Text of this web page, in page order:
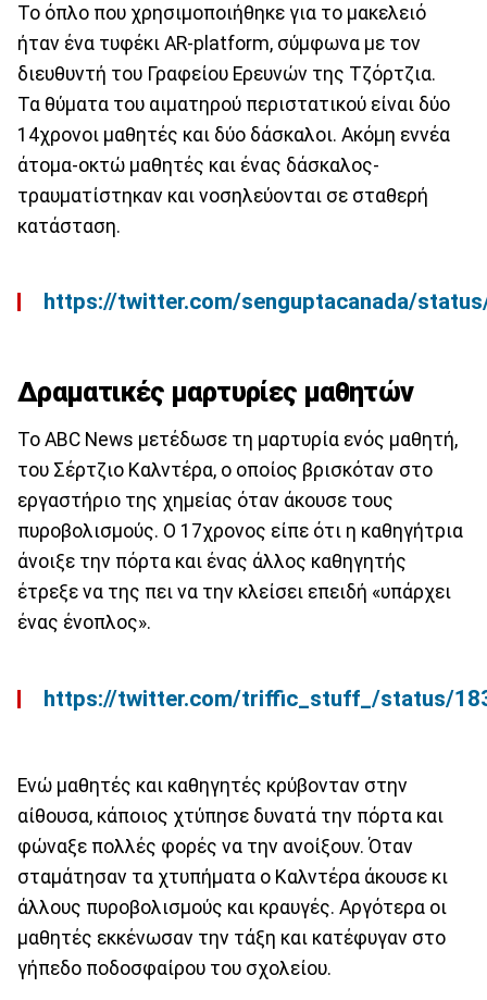
Το όπλο που χρησιμοποιήθηκε για το μακελειό
ήταν ένα τυφέκι AR-platform, σύμφωνα με τον
διευθυντή του Γραφείου Ερευνών της Τζόρτζια.
Τα θύματα του αιματηρού περιστατικού είναι δύο
14χρονοι μαθητές και δύο δάσκαλοι. Ακόμη εννέα
άτομα-οκτώ μαθητές και ένας δάσκαλος-
τραυματίστηκαν και νοσηλεύονται σε σταθερή
κατάσταση.
https://twitter.com/senguptacanada/
Δραματικές μαρτυρίες μαθητών
Το ABC News μετέδωσε τη μαρτυρία ενός μαθητή,
του Σέρτζιο Καλντέρα, ο οποίος βρισκόταν στο
εργαστήριο της χημείας όταν άκουσε τους
πυροβολισμούς. Ο 17χρονος είπε ότι η καθηγήτρια
άνοιξε την πόρτα και ένας άλλος καθηγητής
έτρεξε να της πει να την κλείσει επειδή «υπάρχει
ένας ένοπλος».
https://twitter.com/triffic_stuff_/status/
Ενώ μαθητές και καθηγητές κρύβονταν στην
αίθουσα, κάποιος χτύπησε δυνατά την πόρτα και
φώναξε πολλές φορές να την ανοίξουν. Όταν
σταμάτησαν τα χτυπήματα ο Καλντέρα άκουσε κι
άλλους πυροβολισμούς και κραυγές. Αργότερα οι
μαθητές εκκένωσαν την τάξη και κατέφυγαν στο
γήπεδο ποδοσφαίρου του σχολείου.